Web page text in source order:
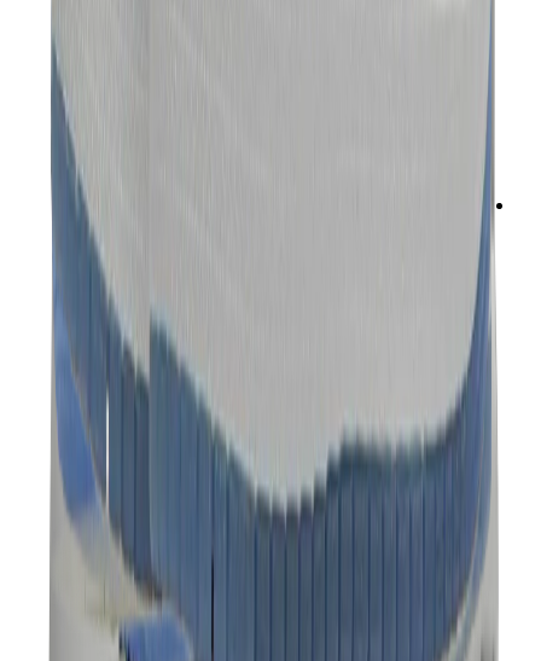
مقتنيات
ني دوه
بوكيمون
ون بيس
بانيني
كاوز
سوني انجل
بوب مارت
لابوبو
بانكسي